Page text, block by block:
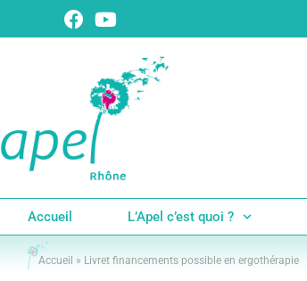
Accueil L’Apel c’est quoi ?
Accueil » Livret financements possible en ergothérapie